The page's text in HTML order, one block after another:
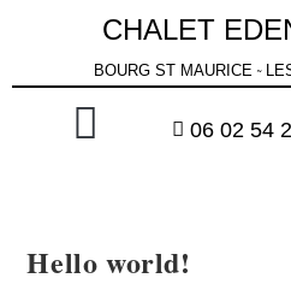
CHALET
BOURG ST MAURICE ˜
06 02 54
Hello world!